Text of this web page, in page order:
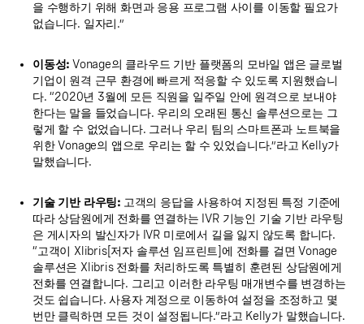
을 수행하기 위해 화면과 응용 프로그램 사이를 이동할 필요가
없습니다. 일자리.”
이동성: Vonage의 클라우드 기반 플랫폼의 모바일 앱은 글로벌
기업이 원격 근무 환경에 빠르게 적응할 수 있도록 지원했습니
다. “2020년 3월에 모든 직원을 일주일 안에 원격으로 보내야
한다는 말을 들었습니다. 우리의 오래된 통신 솔루션으로는 그
렇게 할 수 없었습니다. 그러나 우리 팀의 스마트폰과 노트북을
위한 Vonage의 앱으로 우리는 할 수 있었습니다.”라고 Kelly가
말했습니다.
기술 기반 라우팅: 고객의 응답을 사용하여 지정된 특정 기준에
따라 상담원에게 전화를 연결하는 IVR 기능인 기술 기반 라우팅
은 게시자의 발신자가 IVR 미로에서 길을 잃지 않도록 합니다.
“고객이 Xlibris[저자 솔루션 임프린트]에 전화를 걸면 Vonage
솔루션은 Xlibris 전화를 처리하도록 특별히 훈련된 상담원에게
전화를 연결합니다. 그리고 이러한 라우팅 매개변수를 변경하는
것도 쉽습니다. 사용자 계정으로 이동하여 설정을 조정하고 몇
번만 클릭하면 모든 것이 설정됩니다.”라고 Kelly가 말했습니다.